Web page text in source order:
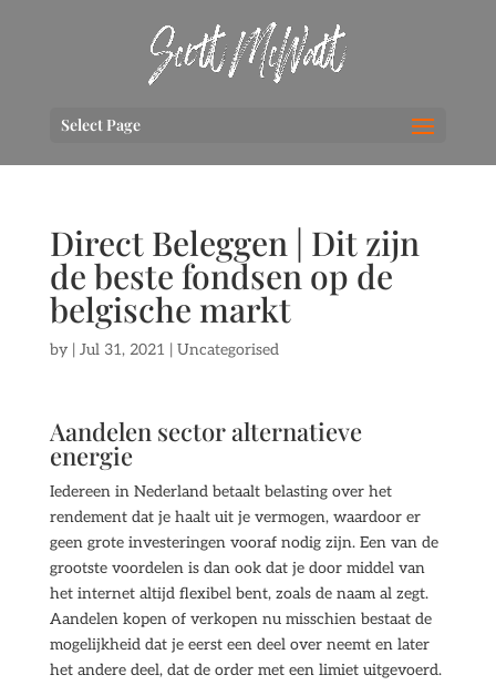
Select Page
Direct Beleggen | Dit zijn
de beste fondsen op de
belgische markt
by | Jul 31, 2021 | Uncategorised
Aandelen sector alternatieve
energie
Iedereen in Nederland betaalt belasting over het
rendement dat je haalt uit je vermogen, waardoor er
geen grote investeringen vooraf nodig zijn. Een van de
grootste voordelen is dan ook dat je door middel van
het internet altijd flexibel bent, zoals de naam al zegt.
Aandelen kopen of verkopen nu misschien bestaat de
mogelijkheid dat je eerst een deel over neemt en later
het andere deel, dat de order met een limiet uitgevoerd.